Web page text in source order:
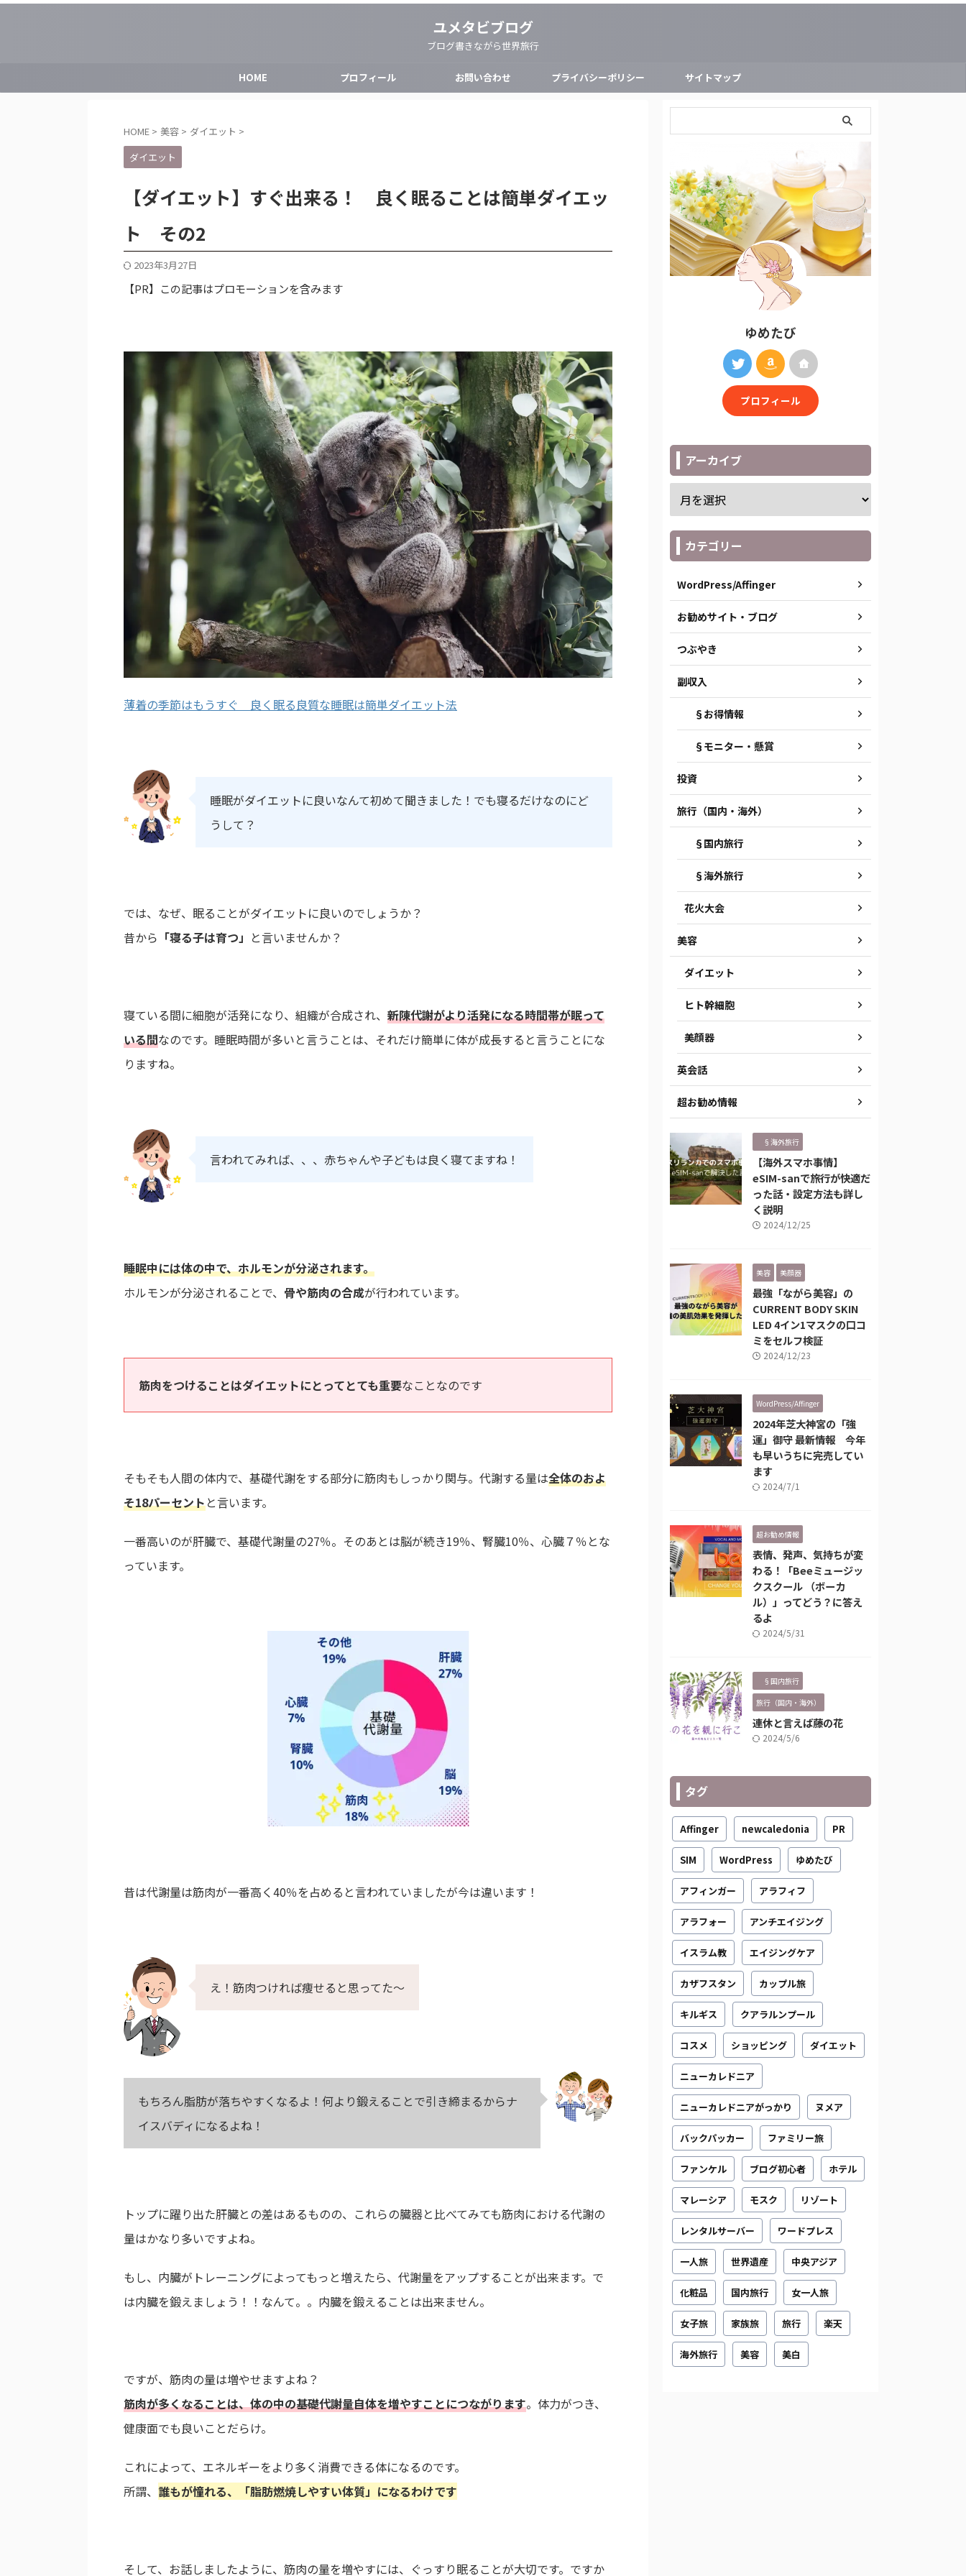
ユメタビブログ
ブログ書きながら世界旅行
HOME プロフィール お問い合わせ プライバシーポリシー サイトマップ
HOME > 美容 > ダイエット >
ダイエット
【ダイエット】すぐ出来る！ 良く眠ることは簡単ダイエッ
ト その2
2023年3月27日
【PR】この記事はプロモーションを含みます
薄着の季節はもうすぐ 良く眠る良質な睡眠は簡単ダイエット法
睡眠がダイエットに良いなんて初めて聞きました！でも寝るだけなのにど
うして？
では、なぜ、眠ることがダイエットに良いのでしょうか？
昔から 「寝る子は育つ」 と言いませんか？
寝ている間に細胞が活発になり、組織が合成され、 新陳代謝がより活発になる時間帯が眠って
いる間なのです。睡眠時間が多いと言うことは、それだけ簡単に体が成長すると言うことにな
りますね。
言われてみれば、、、赤ちゃんや子どもは良く寝てますね！
睡眠中には体の中で、ホルモンが分泌されます。
ホルモンが分泌されることで、 骨や筋肉の合成が行われています。
筋肉をつけることはダイエットにとってとても重要なことなのです
そもそも人間の体内で、基礎代謝をする部分に筋肉もしっかり関与。代謝する量は全体のおよ
そ18パーセントと言います。
一番高いのが肝臓で、基礎代謝量の27％。そのあとは脳が続き19％、腎臓10％、心臓７％とな
っています。
昔は代謝量は筋肉が一番高く40％を占めると言われていましたが今は違います！
え！筋肉つければ痩せると思ってた～
もちろん脂肪が落ちやすくなるよ！何より鍛えることで引き締まるからナ
イスバディになるよね！
トップに躍り出た肝臓との差はあるものの、これらの臓器と比べてみても筋肉における代謝の
量はかなり多いですよね。
もし、内臓がトレーニングによってもっと増えたら、代謝量をアップすることが出来ます。で
は内臓を鍛えましょう！！なんて。。内臓を鍛えることは出来ません。
ですが、筋肉の量は増やせますよね？
筋肉が多くなることは、体の中の基礎代謝量自体を増やすことにつながります。体力がつき、
健康面でも良いことだらけ。
これによって、エネルギーをより多く消費できる体になるのです。
所謂、 誰もが憧れる、「脂肪燃焼しやすい体質」 になるわけです
そして、お話しましたように、筋肉の量を増やすには、ぐっすり眠ることが大切です。ですか
ゆめたび
プロフィール
アーカイブ
カテゴリー
WordPress/Affinger
お勧めサイト・ブログ
つぶやき
副収入
§お得情報
§モニター・懸賞
投資
旅行（国内・海外）
§国内旅行
§海外旅行
花火大会
美容
ダイエット
ヒト幹細胞
美顔器
英会話
超お勧め情報
§海外旅行
【海外スマホ事情】
eSIM-sanで旅行が快適だ
った話・設定方法も詳し
く説明
2024/12/25
美容 美顔器
最強「ながら美容」の
CURRENT BODY SKIN
LED 4イン1マスクの口コ
ミをセルフ検証
2024/12/23
WordPress/Affinger
2024年芝大神宮の「強
運」御守 最新情報 今年
も早いうちに完売してい
ます
2024/7/1
超お勧め情報
表情、発声、気持ちが変
わる！「Beeミュージッ
クスクール （ボーカ
ル）」ってどう？に答え
るよ
2024/5/31
§国内旅行
旅行（国内・海外）
連休と言えば藤の花
2024/5/6
タグ
Affinger newcaledonia PR
SIM WordPress ゆめたび
アフィンガー アラフィフ
アラフォー アンチエイジング
イスラム教 エイジングケア
カザフスタン カップル旅
キルギス クアラルンプール
コスメ ショッピング ダイエット
ニューカレドニア
ニューカレドニアがっかり ヌメア
バックパッカー ファミリー旅
ファンケル ブログ初心者 ホテル
マレーシア モスク リゾート
レンタルサーバー ワードプレス
一人旅 世界遺産 中央アジア
化粧品 国内旅行 女一人旅
女子旅 家族旅 旅行 楽天
海外旅行 美容 美白